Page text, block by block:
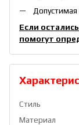
Если
помогут
Стиль
Материал